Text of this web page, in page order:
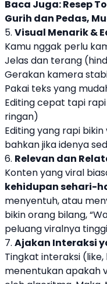
Baca Juga:Resep
Gurih dan Pedas,
5. Visual Menarik &
Kamu nggak perlu
Jelas dan terang
Gerakan kamera
Pakai teks yang
Editing cepat tapi
ringan)
Editing yang rapi
bahkan jika idenya
6. Relevan dan
Konten yang viral
kehidupan sehari-
menyentuh, atau
bikin orang bilang,
peluang viralnya
7. Ajakan Interaksi
Tingkat interaksi
menentukan apakah